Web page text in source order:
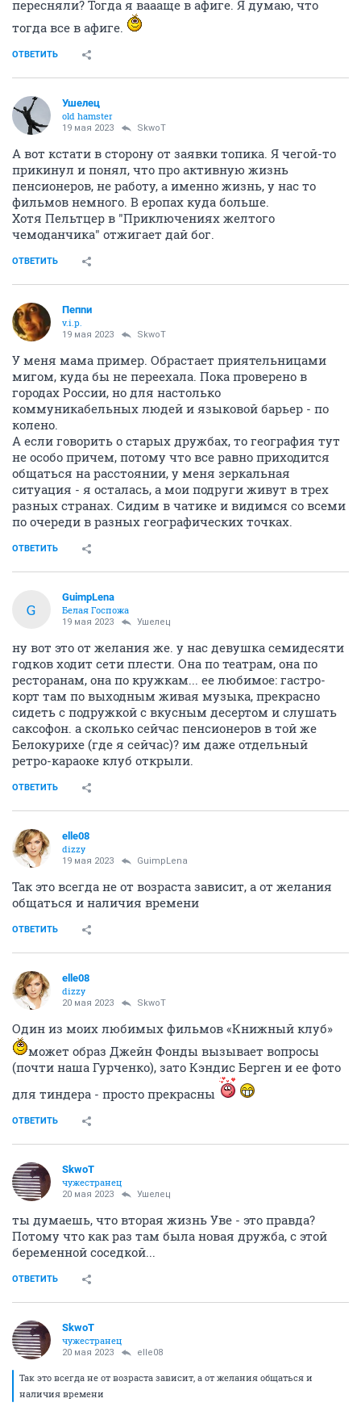
пересняли? Тогда я ваааще в афиге. Я думаю, что
тогда все в афиге.
ОТВЕТИТЬ
Ушелец
old hamster
19 мая 2023 SkwоT
А вот кстати в сторону от заявки топика. Я чегой-то
прикинул и понял, что про активную жизнь
пенсионеров, не работу, а именно жизнь, у нас то
фильмов немного. В еропах куда больше.
Хотя Пельтцер в "Приключениях желтого
чемоданчика" отжигает дай бог.
ОТВЕТИТЬ
Пепnи
v.i.p.
19 мая 2023 SkwоT
У меня мама пример. Обрастает приятельницами
мигом, куда бы не переехала. Пока проверено в
городах России, но для настолько
коммуникабельных людей и языковой барьер - по
колено.
А если говорить о старых дружбах, то география тут
не особо причем, потому что все равно приходится
общаться на расстоянии, у меня зеркальная
ситуация - я осталась, а мои подруги живут в трех
разных странах. Сидим в чатике и видимся со всеми
по очереди в разных географических точках.
ОТВЕТИТЬ
G
GuimpLena
Белая Госпожа
19 мая 2023 Ушелец
ну вот это от желания же. у нас девушка семидесяти
годков ходит сети плести. Она по театрам, она по
ресторанам, она по кружкам... ее любимое: гастро-
корт там по выходным живая музыка, прекрасно
сидеть с подружкой с вкусным десертом и слушать
саксофон. а сколько сейчас пенсионеров в той же
Белокурихе (где я сейчас)? им даже отдельный
ретро-караоке клуб открыли.
ОТВЕТИТЬ
elle08
dizzy
19 мая 2023 GuimpLena
Так это всегда не от возраста зависит, а от желания
общаться и наличия времени
ОТВЕТИТЬ
elle08
dizzy
20 мая 2023 SkwоT
Один из моих любимых фильмов «Книжный клуб»
может образ Джейн Фонды вызывает вопросы
(почти наша Гурченко), зато Кэндис Берген и ее фото
для тиндера - просто прекрасны
ОТВЕТИТЬ
SkwоT
чужестранец
20 мая 2023 Ушелец
ты думаешь, что вторая жизнь Уве - это правда?
Потому что как раз там была новая дружба, с этой
беременной соседкой...
ОТВЕТИТЬ
SkwоT
чужестранец
20 мая 2023 elle08
Так это всегда не от возраста зависит, а от желания общаться и
наличия времени